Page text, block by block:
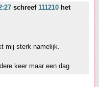
schreef 111210 het
mij sterk namelijk.
keer maar een dag